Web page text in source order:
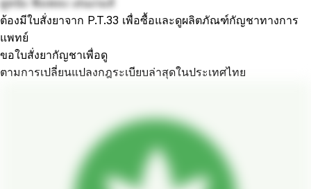
ดูหนัง ฟังเพลง เล่นเกมส์
ต้องมีใบสั่งยาจาก P.T.33 เพื่อซื้อและดูผลิตภัณฑ์กัญชาทางการ
แพทย์
ขอใบสั่งยากัญชาเพื่อดู
ตามการเปลี่ยนแปลงกฎระเบียบล่าสุดในประเทศไทย